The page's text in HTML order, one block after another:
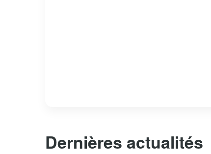
Dernières actualités